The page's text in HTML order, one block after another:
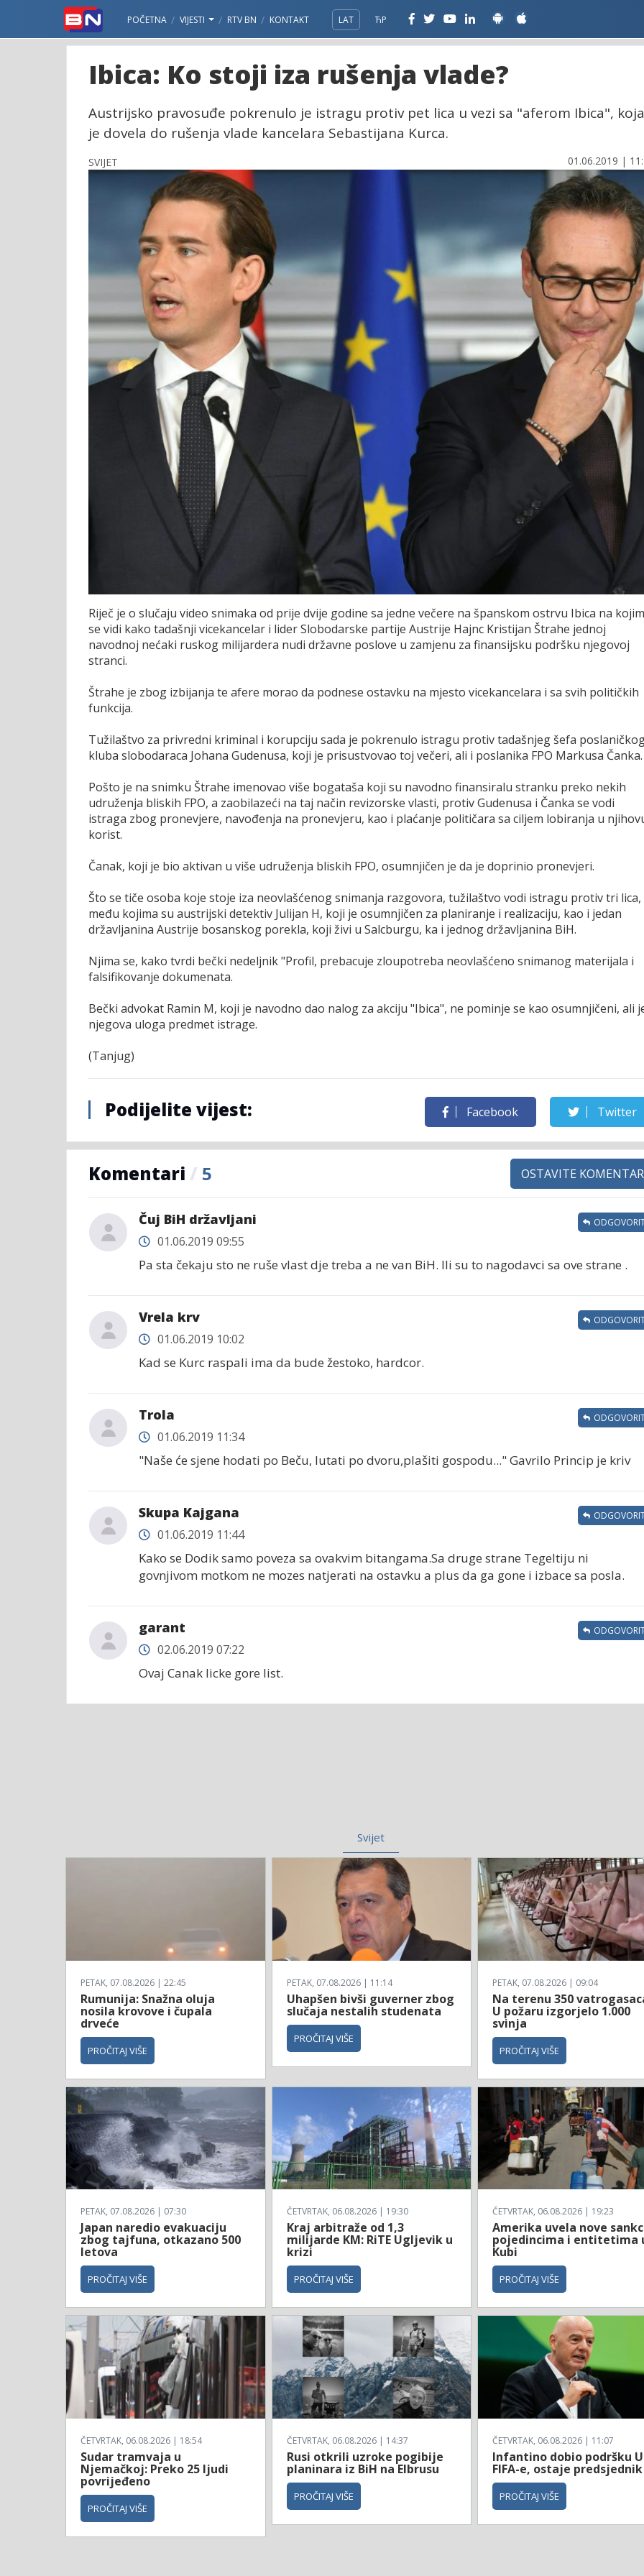
POČETNA VIJESTI RTV BN KONTAKT LAT ЋР
Ibica: Ko stoji iza rušenja vlade?
Austrijsko pravosuđe pokrenulo je istragu protiv pet lica u vezi sa "aferom Ibica", koja
je dovela do rušenja vlade kancelara Sebastijana Kurca.
SVIJET 01.06.2019 |
Riječ je o slučaju video snimaka od prije dvije godine sa jedne večere na španskom ostrvu Ibica na
se vidi kako tadašnji vicekancelar i lider Slobodarske partije Austrije Hajnc Kristijan Štrahe jednoj
navodnoj nećaki ruskog milijardera nudi državne poslove u zamjenu za finansijsku podršku njegovoj
stranci.
Štrahe je zbog izbijanja te afere morao da podnese ostavku na mjesto vicekancelara i sa svih političkih
funkcija.
Tužilaštvo za privredni kriminal i korupciju sada je pokrenulo istragu protiv tadašnjeg šefa
kluba slobodaraca Johana Gudenusa, koji je prisustvovao toj večeri, ali i poslanika FPO Markusa Čanka.
Pošto je na snimku Štrahe imenovao više bogataša koji su navodno finansiralu stranku preko nekih
udruženja bliskih FPO, a zaobilazeći na taj način revizorske vlasti, protiv Gudenusa i Čanka se vodi
istraga zbog pronevjere, navođenja na pronevjeru, kao i plaćanje političara sa ciljem lobiranja u
korist.
Čanak, koji je bio aktivan u više udruženja bliskih FPO, osumnjičen je da je doprinio pronevjeri.
Što se tiče osoba koje stoje iza neovlašćenog snimanja razgovora, tužilaštvo vodi istragu protiv tri lica,
među kojima su austrijski detektiv Julijan H, koji je osumnjičen za planiranje i realizaciju, kao i jedan
državljanina Austrije bosanskog porekla, koji živi u Salcburgu, ka i jednog državljanina BiH.
Njima se, kako tvrdi bečki nedeljnik "Profil, prebacuje zloupotreba neovlašćeno snimanog materijala i
falsifikovanje dokumenata.
Bečki advokat Ramin M, koji je navodno dao nalog za akciju "Ibica", ne pominje se kao osumnjičeni, ali
njegova uloga predmet istrage.
(Tanjug)
Podijelite vijest: Facebook Twitter
Komentari / 5 OSTAVITE KOMENTAR
Čuj BiH državljani
01.06.2019 09:55
Pa sta čekaju sto ne ruše vlast dje treba a ne van BiH. Ili su to nagodavci sa ove strane .
Vrela krv
01.06.2019 10:02
Kad se Kurc raspali ima da bude žestoko, hardcor.
Trola
01.06.2019 11:34
"Naše će sjene hodati po Beču, lutati po dvoru,plašiti gospodu..." Gavrilo Princip je kriv
Skupa Kajgana
01.06.2019 11:44
Kako se Dodik samo poveza sa ovakvim bitangama.Sa druge strane Tegeltiju ni
govnjivom motkom ne mozes natjerati na ostavku a plus da ga gone i izbace sa posla.
garant
02.06.2019 07:22
Ovaj Canak licke gore list.
Svijet
PETAK, 07.08.2026 | 22:45
Rumunija: Snažna oluja
nosila krovove i čupala
drveće
PROČITAJ VIŠE
PETAK, 07.08.2026 | 11:14
Uhapšen bivši guverner zbog
slučaja nestalih studenata
PROČITAJ VIŠE
PETAK, 07.08.2026 | 09:04
Na terenu 350
U požaru izgorjelo 1.000
svinja
PROČITAJ VIŠE
PETAK, 07.08.2026 | 07:30
Japan naredio evakuaciju
zbog tajfuna, otkazano 500
letova
PROČITAJ VIŠE
ČETVRTAK, 06.08.2026 | 19:30
Kraj arbitraže od 1,3
milijarde KM: RiTE Ugljevik u
krizi
PROČITAJ VIŠE
ČETVRTAK, 06.08.2026 | 19:23
Amerika uvela nove
pojedincima i entitetima
Kubi
PROČITAJ VIŠE
ČETVRTAK, 06.08.2026 | 18:54
Sudar tramvaja u
Njemačkoj: Preko 25 ljudi
povrijeđeno
PROČITAJ VIŠE
ČETVRTAK, 06.08.2026 | 14:37
Rusi otkrili uzroke pogibije
planinara iz BiH na Elbrusu
PROČITAJ VIŠE
ČETVRTAK, 06.08.2026 | 11:07
Infantino dobio podršku
FIFA-e, ostaje predsjednik
PROČITAJ VIŠE